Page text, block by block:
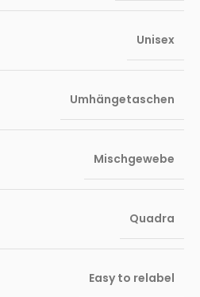
Unisex
Umhängetaschen
Mischgewebe
Quadra
Easy to relabel